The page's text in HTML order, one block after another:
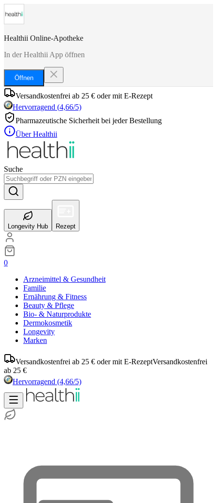
Healthii Online-Apotheke
In der Healthii App öffnen
Öffnen
Versandkostenfrei ab 25 € oder mit E-Rezept
Hervorragend (4,66/5)
Pharmazeutische Sicherheit bei jeder Bestellung
Über Healthii
Suche
Longevity Hub Rezept
0
Arzneimittel & Gesundheit
Familie
Ernährung & Fitness
Beauty & Pflege
Bio- & Naturprodukte
Dermokosmetik
Longevity
Marken
Versandkostenfrei ab 25 € oder mit E-RezeptVersandkostenfrei
ab 25 €
Hervorragend (4,66/5)